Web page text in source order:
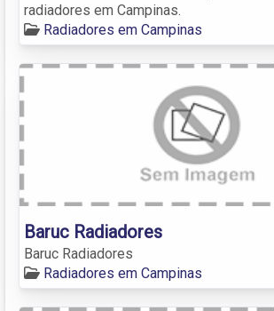
radiadores em Campinas.
Radiadores em Campinas
Baruc Radiadores
Baruc Radiadores
Radiadores em Campinas